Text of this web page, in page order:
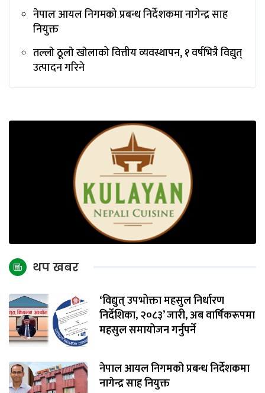
नेपाल आयल निगमको प्रबन्ध निर्देशकमा नागेन्द्र साह
नियुक्त
तल्लाे ठूलाे खाेलाको वित्तीय व्यवस्थापन, १ वर्षभित्रै विद्युत्
उत्पादन गरिने
थप खबर
‘विद्युत् उपभोक्ता महसुल निर्धारण
निर्देशिका, २०८३’ जारी, अब वार्षिकरूपमा
महसुल समायोजन गर्नुपर्ने
नेपाल आयल निगमको प्रबन्ध निर्देशकमा
नागेन्द्र साह नियुक्त